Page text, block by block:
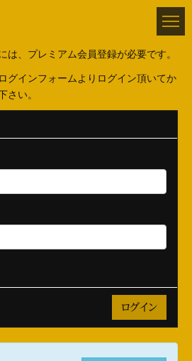
は、プレミアム会員登録が必要です。
グインフォームよりログイン頂いてか
さい。